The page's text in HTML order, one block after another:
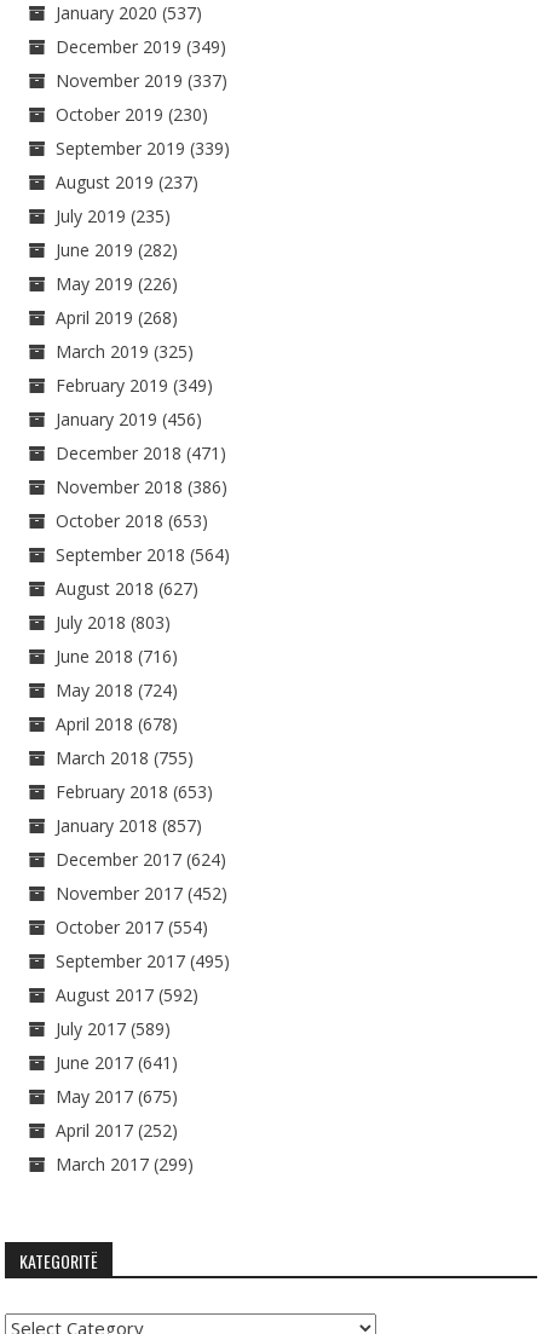
January 2020 (537)
December 2019 (349)
November 2019 (337)
October 2019 (230)
September 2019 (339)
August 2019 (237)
July 2019 (235)
June 2019 (282)
May 2019 (226)
April 2019 (268)
March 2019 (325)
February 2019 (349)
January 2019 (456)
December 2018 (471)
November 2018 (386)
October 2018 (653)
September 2018 (564)
August 2018 (627)
July 2018 (803)
June 2018 (716)
May 2018 (724)
April 2018 (678)
March 2018 (755)
February 2018 (653)
January 2018 (857)
December 2017 (624)
November 2017 (452)
October 2017 (554)
September 2017 (495)
August 2017 (592)
July 2017 (589)
June 2017 (641)
May 2017 (675)
April 2017 (252)
March 2017 (299)
KATEGORITË
Kategoritë